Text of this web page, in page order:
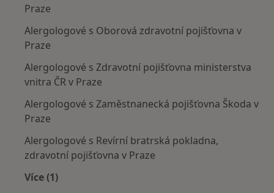
Praze
Alergologové s Oborová zdravotní pojišťovna v
Praze
Alergologové s Zdravotní pojišťovna ministerstva
vnitra ČR v Praze
Alergologové s Zaměstnanecká pojišťovna Škoda v
Praze
Alergologové s Revírní bratrská pokladna,
zdravotní pojišťovna v Praze
Více (1)